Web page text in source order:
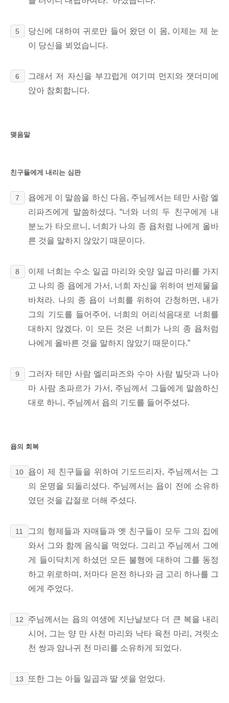
5 당신에 대하여 귀로만 들어 왔던 이 몸, 이제는 제 눈
이 당신을 뵈었습니다.
6 그래서 저 자신을 부끄럽게 여기며
먼지와 잿더미에
앉아 참회합니다.
맺음말
친구들에게 내리는 심판
7 욥에게 이 말씀을 하신 다음, 주님께서는 테만 사람 엘
리파즈에게 말씀하셨다. “너와 너의 두 친구에게 내
분노가 타오르니, 너희가 나의 종 욥처럼 나에게 올바
른 것을 말하지 않았기 때문이다.
8
이제 너희는 수소 일곱 마리와 숫양 일곱 마리를 가지
고 나의 종 욥에게 가서, 너희 자신을 위하여 번제물을
바쳐라. 나의 종 욥이 너희를 위하여 간청하면, 내가
그의 기도를 들어주어, 너희의 어리석음대로 너희를
대하지 않겠다. 이 모든 것은 너희가 나의 종 욥처럼
나에게 올바른 것을 말하지 않았기 때문이다.”
9
그러자 테만 사람 엘리파즈와 수아 사람 빌닷과 나아
마 사람 초파르가 가서, 주님께서 그들에게 말씀하신
대로 하니, 주님께서 욥의 기도를 들어주셨다.
욥의 회복
10 욥이 제 친구들을 위하여 기도드리자, 주님께서는 그
의 운명을 되돌리셨다. 주님께서는 욥이 전에 소유하
였던 것을 갑절로 더해 주셨다.
11
그의 형제들과 자매들과 옛 친구들이 모두 그의 집에
와서 그와 함께 음식을 먹었다. 그리고 주님께서 그에
게 들이닥치게 하셨던 모든 불행에 대하여 그를 동정
하고 위로하며, 저마다 은전 하나와 금 고리 하나를 그
에게 주었다.
12
주님께서는 욥의 여생에 지난날보다 더 큰 복을 내리
시어, 그는 양 만 사천 마리와 낙타 육천 마리, 겨릿소
천 쌍과 암나귀 천 마리를 소유하게 되었다.
13 또한 그는 아들 일곱과 딸 셋을 얻었다.